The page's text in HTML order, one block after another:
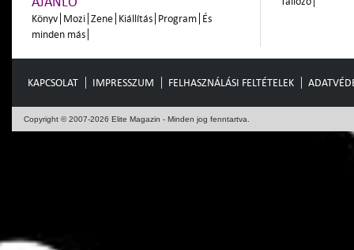
Könyv Mozi Zene Kiállítás Program És
minden más
KAPCSOLAT IMPRESSZUM FELHASZNÁLÁSI FELTÉTELEK
Copyright © 2007-2026 Elite Magazin - Minden jog fenntartva.